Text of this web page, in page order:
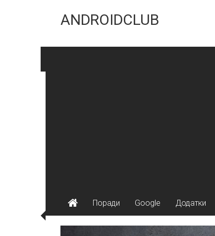
contentANDROIDCLUB
Поради Google Додатки